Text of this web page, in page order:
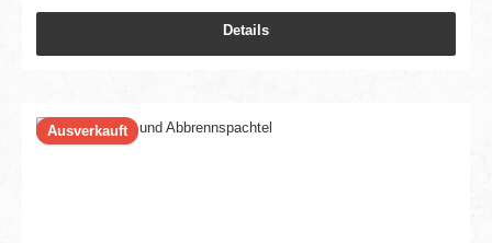
Details
Ausverkauft